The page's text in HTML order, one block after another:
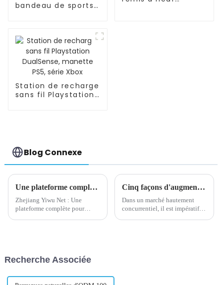
bandeau de sports
d'entraînement
Station de recharge
sans fil Playstation
Blog Connexe
Une plateforme complète pour promouvoir le développement du commerce électronique sur le marché des petites matières premières
Zhejiang Yiwu Net : Une
plateforme complète pour
d'Internet, le commerce
Cinq façons d'augmenter la valeur d'un produit
Dans un marché hautement
concurrentiel, il est impératif
Recherche Associée